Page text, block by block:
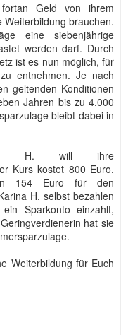
Geld von ihrem
Weiterbildung brauchen.
eine siebenjährige
werden darf. Durch
ist es nun möglich, für
entnehmen. Je nach
geltenden Konditionen
Jahren bis zu 4.000
bleibt dabei in
H. will ihre
Kurs kostet 800 Euro.
154 Euro für den
H. selbst bezahlen
Sparkonto einzahlt,
hat sie
Weiterbildung für Euch